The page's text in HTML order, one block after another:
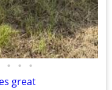
• • •
great